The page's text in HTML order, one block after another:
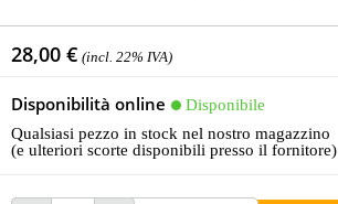
28,00 € (incl. 22% IVA)
Disponibilità online
Disponibile
Qualsiasi pezzo in stock nel nostro magazzino
(e ulteriori scorte disponibili presso il fornitore)